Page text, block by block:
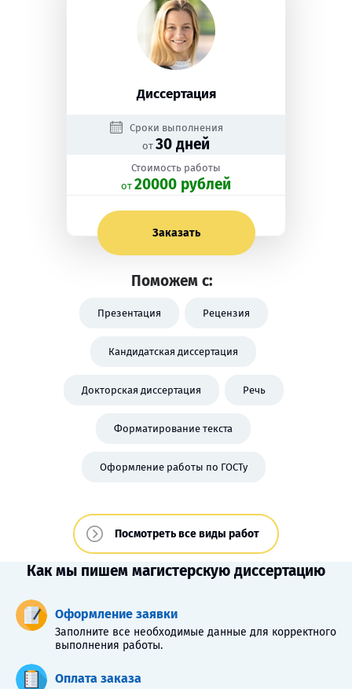
Диссертация
Сроки выполнения
от 30 дней
Стоимость работы
oт 20000 рублей
Заказать
Поможем с:
Презентация Рецензия
Кандидатская диссертация
Докторская диссертация Речь
Форматирование текста
Оформление работы по ГОСТу
Посмотреть все виды работ
Как мы пишем магистерскую диссертацию
Оформление заявки
Заполните все необходимые данные для корректного
выполнения работы.
Оплата заказа